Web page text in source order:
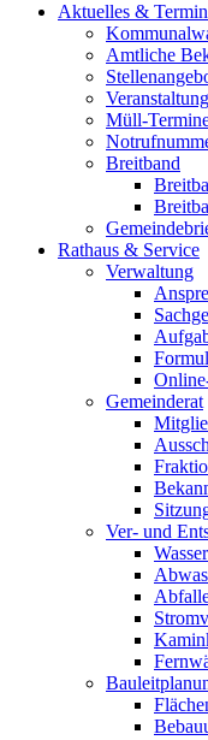
Aktuelles &
Amtliche
Müll-
Breitband
Rathaus & Service
Verwaltung
Gemeinderat
Ver- und